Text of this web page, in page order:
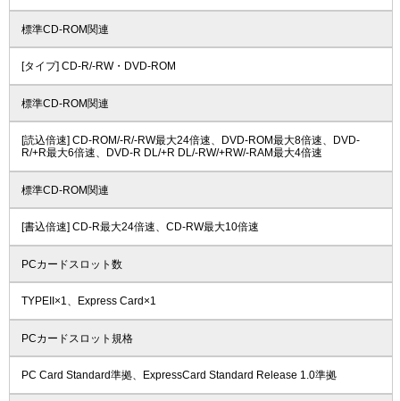
標準CD-ROM関連
[タイプ] CD-R/-RW・DVD-ROM
標準CD-ROM関連
[読込倍速] CD-ROM/-R/-RW最大24倍速、DVD-ROM最大8倍速、DVD-
R/+R最大6倍速、DVD-R DL/+R DL/-RW/+RW/-RAM最大4倍速
標準CD-ROM関連
[書込倍速] CD-R最大24倍速、CD-RW最大10倍速
PCカードスロット数
TYPEII×1、Express Card×1
PCカードスロット規格
PC Card Standard準拠、ExpressCard Standard Release 1.0準拠